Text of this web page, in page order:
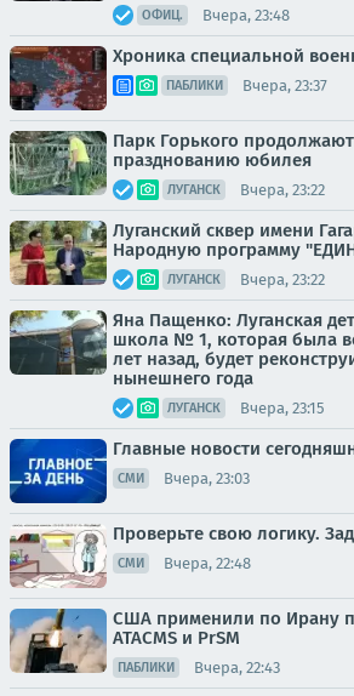
ОФИЦ. Вчера, 23:48
Хроника специальной
ПАБЛИКИ Вчера, 23:37
Парк Горького продолжают
празднованию юбилея
ЛУГАНСК Вчера, 23:22
Луганский сквер имени
Народную программу
ЛУГАНСК Вчера, 23:22
Яна Пащенко: Луганская
школа № 1, которая была
лет назад, будет
нынешнего года
ЛУГАНСК Вчера, 23:15
Главные новости
СМИ Вчера, 23:03
Проверьте свою логику.
СМИ Вчера, 22:48
США применили по Ирану
ATACMS и PrSM
ПАБЛИКИ Вчера, 22:43